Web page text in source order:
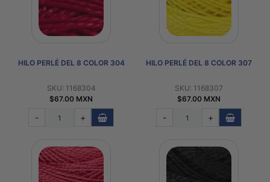
HILO PERLÉ DEL 8 COLOR 304
SKU: 1168304
$67.00 MXN
- +
HILO PERLÉ DEL 8 COLOR 307
SKU: 1168307
$67.00 MXN
- +